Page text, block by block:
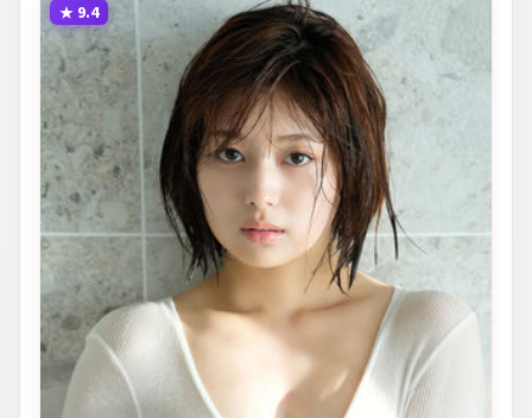
★ 9.4